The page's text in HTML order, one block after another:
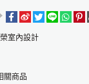
室內設計
關商品